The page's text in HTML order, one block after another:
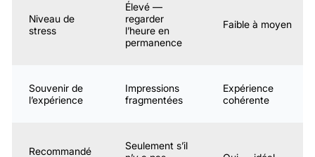
Niveau de
stress
Élevé —
regarder
l’heure en
permanence
Faible à moyen
Souvenir de
l’expérience
Impressions
fragmentées
Expérience
cohérente
Recommandé
Seulement s’il